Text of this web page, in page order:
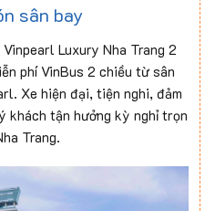
sân bay
Luxury Nha Trang 2
phí VinBus 2 chiều từ sân
Xe hiện đại, tiện nghi, đảm
khách tận hưởng kỳ nghỉ trọn
Trang.